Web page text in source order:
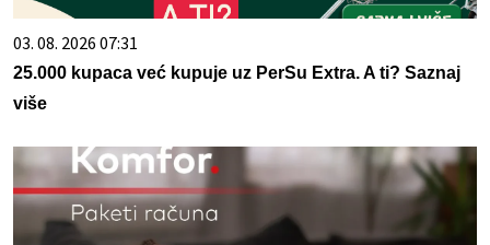
03. 08. 2026 07:31
25.000 kupaca već kupuje uz PerSu Extra. A ti? Saznaj
više